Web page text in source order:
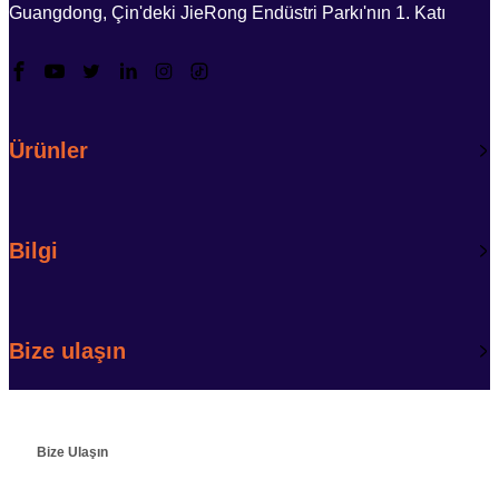
Guangdong, Çin'deki JieRong Endüstri Parkı'nın 1. Katı
Ürünler
Bilgi
Bize ulaşın
Bize Ulaşın